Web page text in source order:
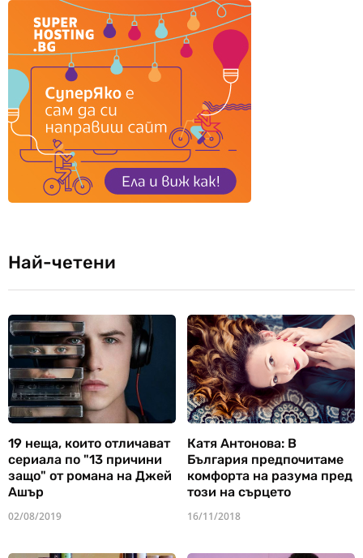
Най-четени
19 неща, които отличават
сериала по "13 причини
защо" от романа на Джей
Ашър
02/08/2019
Катя Антонова: В
България предпочитаме
комфорта на разума пред
този на сърцето
16/11/2018